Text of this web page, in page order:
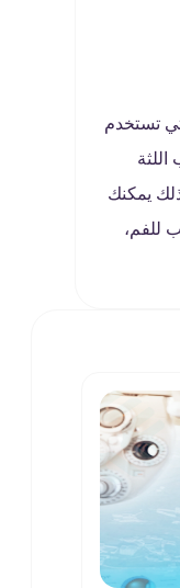
تستخدم
يمكنك
للفم،